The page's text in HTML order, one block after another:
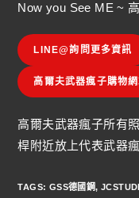
Now you See ME ~
LINE@詢問更多資訊
高爾夫武器瘋子購物
高爾夫武器瘋子所有
桿附近放上代表武器
TAGS: GSS德國鋼,